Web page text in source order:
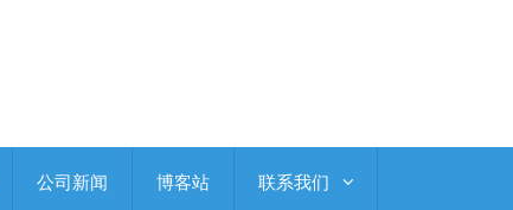
公司新闻 博客站 联系我们